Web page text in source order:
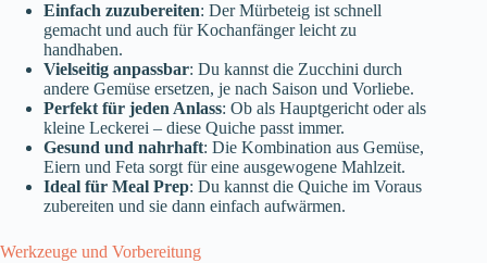
Einfach zuzubereiten: Der Mürbeteig ist schnell
gemacht und auch für Kochanfänger leicht zu
handhaben.
Vielseitig anpassbar: Du kannst die Zucchini durch
andere Gemüse ersetzen, je nach Saison und Vorliebe.
Perfekt für jeden Anlass: Ob als Hauptgericht oder als
kleine Leckerei – diese Quiche passt immer.
Gesund und nahrhaft: Die Kombination aus Gemüse,
Eiern und Feta sorgt für eine ausgewogene Mahlzeit.
Ideal für Meal Prep: Du kannst die Quiche im Voraus
zubereiten und sie dann einfach aufwärmen.
Werkzeuge und Vorbereitung